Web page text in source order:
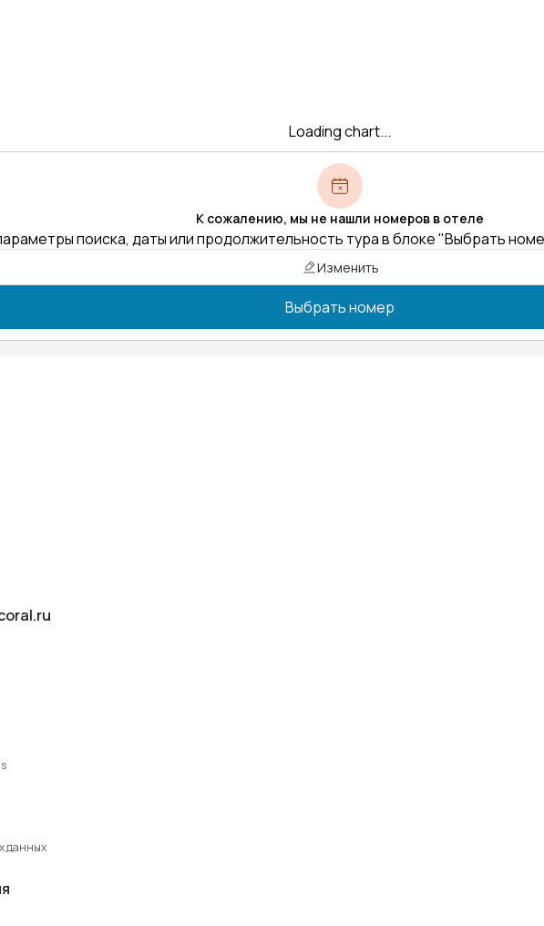
Loading chart...
К сожалению, мы не нашли номеров в отеле
поиска, даты или продолжительность тура в блоке "Выбрать
Изменить
Выбрать номер
данных